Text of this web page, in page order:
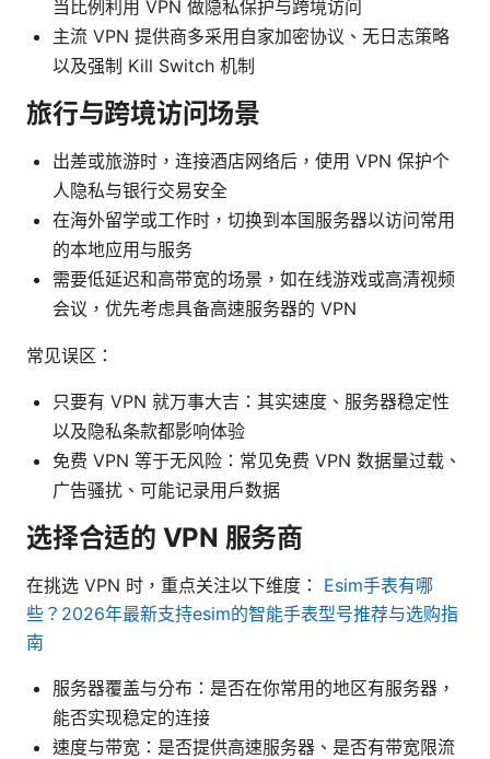
当比例利用 VPN 做隐私保护与跨境访问
主流 VPN 提供商多采用自家加密协议、无日志策略
以及强制 Kill Switch 机制
旅行与跨境访问场景
出差或旅游时，连接酒店网络后，使用 VPN 保护个
人隐私与银行交易安全
在海外留学或工作时，切换到本国服务器以访问常用
的本地应用与服务
需要低延迟和高带宽的场景，如在线游戏或高清视频
会议，优先考虑具备高速服务器的 VPN
常见误区：
只要有 VPN 就万事大吉：其实速度、服务器稳定性
以及隐私条款都影响体验
免费 VPN 等于无风险：常见免费 VPN 数据量过载、
广告骚扰、可能记录用户数据
选择合适的 VPN 服务商
在挑选 VPN 时，重点关注以下维度： Esim手表有哪
些？2026年最新支持esim的智能手表型号推荐与选购指
南
服务器覆盖与分布：是否在你常用的地区有服务器，
能否实现稳定的连接
速度与带宽：是否提供高速服务器、是否有带宽限流